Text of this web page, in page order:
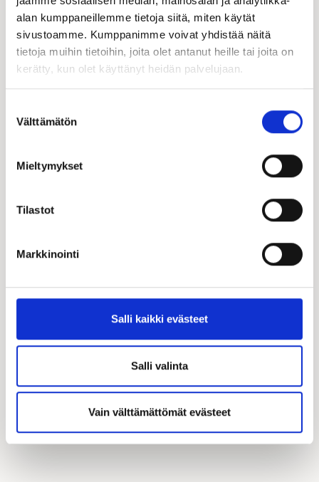
alan kumppaneillemme tietoja siitä, miten käytät
sivustoamme. Kumppanimme voivat yhdistää näitä
tietoja muihin tietoihin, joita olet antanut heille tai joita on
kerätty, kun olet käyttänyt heidän palvelujaan.
valinta
Välttämätön
Mieltymykset
Tilastot
Markkinointi
Salli kaikki evästeet
Salli valinta
Vain välttämättömät evästeet